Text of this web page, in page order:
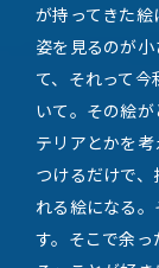
が持ってきた絵
姿を見るのが
て、それって
いて。その絵
テリアとかを
つけるだけで
れる絵になる
す。そこで余